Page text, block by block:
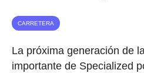
CARRETERA
La próxima generación de
importante de Specialized